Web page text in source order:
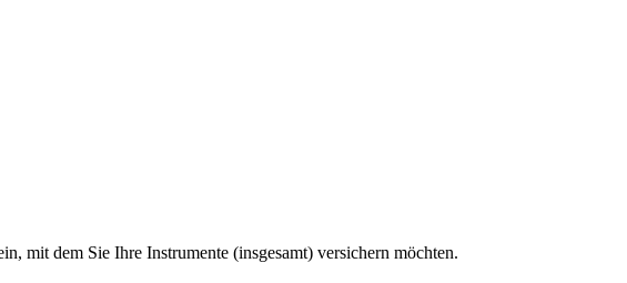
mit dem Sie Ihre Instrumente (insgesamt) versichern möchten.